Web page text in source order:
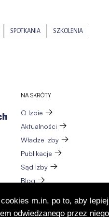
m.in. po to, aby
odwiedzanego przez
SPOTKANIA SZKOLENIA
NA SKRÓTY
O Izbie
Aktualności
Władze Izby
Publikacje
Sąd Izby
Blog
Wydarzenia